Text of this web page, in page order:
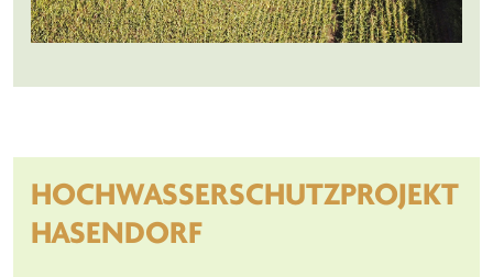
HOCHWASSERSCHUTZPROJEKT
HASENDORF